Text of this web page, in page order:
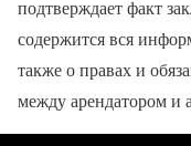
подтверждает факт
содержится вся
также о правах и
между арендатором и